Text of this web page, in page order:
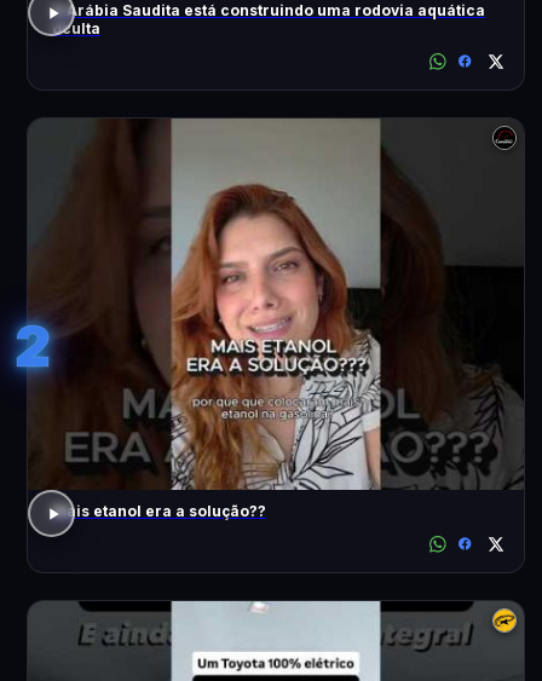
A Arábia Saudita está construindo uma rodovia aquática
oculta
2
Mais etanol era a solução??